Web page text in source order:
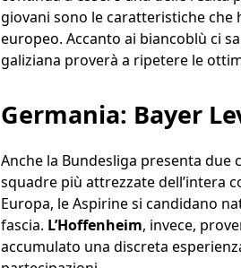
giovani sono le caratteristiche che
europeo. Accanto ai biancoblù ci
galiziana proverà a ripetere le
Germania: Bayer
Anche la Bundesliga presenta due
squadre più attrezzate dell’intera
Europa, le Aspirine si candidano
fascia. L’Hoffenheim, invece,
accumulato una discreta